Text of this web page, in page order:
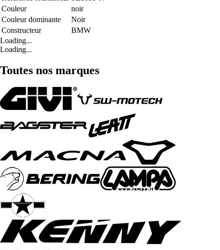
Couleur
noir
Couleur dominante
Noir
Constructeur
BMW
Loading...
Loading...
Toutes nos marques